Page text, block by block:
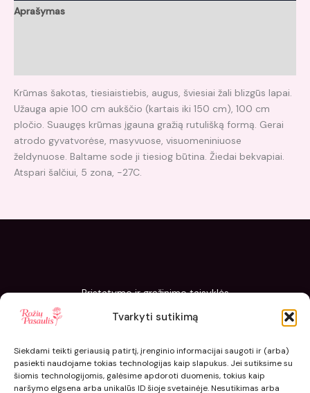
Tvarkyti sutikimą
Siekdami teikti geriausią patirtį, įrenginio informacijai saugoti ir (arba)
pasiekti naudojame tokias technologijas kaip slapukus. Jei sutiksime su
šiomis technologijomis, galėsime apdoroti duomenis, tokius kaip
naršymo elgsena arba unikalūs ID šioje svetainėje. Nesutikimas arba
Aprašymas
Krūmas šakotas, tiesiaistiebis, augus, šviesiai žali blizgūs lapai.
Užauga apie 100 cm aukščio (kartais iki 150 cm), 100 cm
pločio. Suaugęs krūmas įgauna gražią rutulišką formą. Gerai
atrodo gyvatvorėse, masyvuose, visuomeniniuose
želdynuose. Baltame sode ji tiesiog būtina. Žiedai bekvapiai.
Atspari šalčiui, 5 zona, -27C.
Pristatymo ir grąžinimo taisyklės
Slapukų politika